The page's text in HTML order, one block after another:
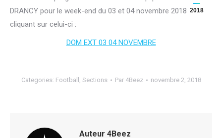
2018
DRANCY pour le week-end du 03 et 04 novembre 2018, en
cliquant sur celui-ci :
DOM EXT 03 04 NOVEMBRE
Categories: Football , Sections Par 4Beez novembre 2, 2018
Auteur 4Beez